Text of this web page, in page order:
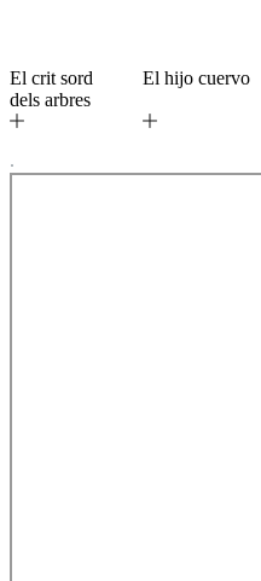
El crit sord
dels arbres
El hijo cuervo